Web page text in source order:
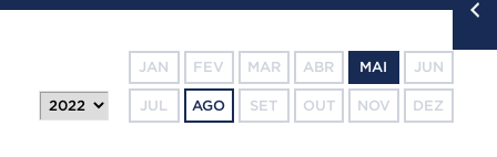
EDITAIS
INTERNACIONAL
PORTARIAS
JAN FEV MAR ABR MAI JUN
JUL AGO SET OUT NOV DEZ